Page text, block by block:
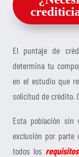
El puntaje de
determina tu
en el estudio que
solicitud de crédito.
Esta población
exclusión por parte
todos los requisitos